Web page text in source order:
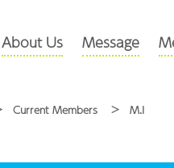
About Us Message
Current Members M.I